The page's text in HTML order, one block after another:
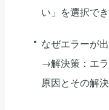
い」を選択で
なぜエラーが
→解決策：エ
原因とその解